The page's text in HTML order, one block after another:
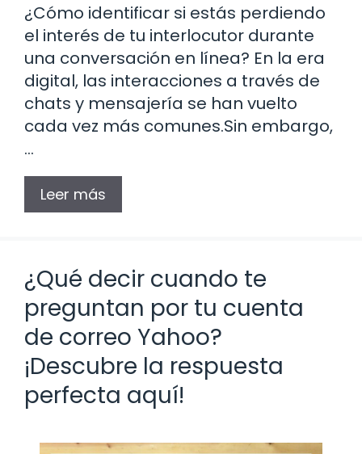
¿Cómo identificar si estás perdiendo
el interés de tu interlocutor durante
una conversación en línea? En la era
digital, las interacciones a través de
chats y mensajería se han vuelto
cada vez más comunes.Sin embargo,
…
Leer más
¿Qué decir cuando te
preguntan por tu cuenta
de correo Yahoo?
¡Descubre la respuesta
perfecta aquí!